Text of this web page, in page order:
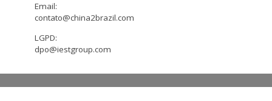
Email:
contato@china2brazil.com
LGPD:
dpo@iestgroup.com